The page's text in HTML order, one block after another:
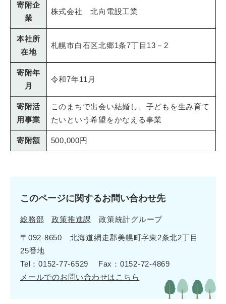
寄附企
業
株式会社 北向電設工業
本社所
在地
札幌市白石区北郷1条7丁目13－2
寄附年
月
令和7年11月
寄附活
用事業
このまちで出会い結婚し、子どもを生み育て
たいという希望をかなえる事業
寄附額 500,000円
このページに関するお問い合わせ先
総務部 政策推進課 政策統計グループ
〒092-8650 北海道網走郡美幌町字東2条北2丁目
25番地
Tel：0152-77-6529
Fax：0152-72-4869
メールでのお問い合わせはこちら